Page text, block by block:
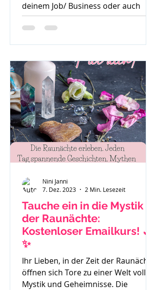
deinem Job/ Business oder auch
deiner Zeit für dich, ist es oft sehr
schwer die Perspektive für die
hilft nichts, ich muss funktionieren."
Auch Sätze wie: "Ich habe gar keine
Zeit mehr für mich." Mache dir bitte
immer bewusst - du bist ein
wichtiger Teil der Familie und das
Stimm
Tauche ein in die Mystik
der Raunächte:
Kostenloser Emailkurs! 🌙
✨
Ihr Lieben, in der Zeit der Raunächte
öffnen sich Tore zu einer Welt voller
Mystik und Geheimnisse. Die
Nini Janni
7. Dez. 2023
2 Min. Lesezeit